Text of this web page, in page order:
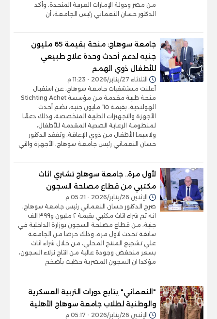
من مصر ودولة الإمارات العربية المتحدة. وأكد
الدكتور حسان النعماني رئيس الجامعة، أن
جامعة سوهاج: منحة بقيمة 65 مليون
جنيه لدعم أحدث وحدة علاج طبيعي
للأطفال ذوي الهمم
الثلاثاء 27/يناير/2026 - 11:23 م
أعلنت مستشفيات جامعة سوهاج، عن استقبال
منحة طبية مقدمة من مؤسسة Stichting Achet
الهولندية، بقيمة ٦٥ مليون جنيه، تضم أحدث
الأجهزة والتجهيزات الطبية المتخصصة، وذلك دعمًا
لمنظومة الرعاية الصحية المقدمة للأطفال،
ولاسيما الأطفال من ذوي الإعاقة. وتفقد الدكتور
حسان النعماني رئيس جامعة سوهاج، الأجهزة والتي
لأول مرة.. جامعة سوهاج تشتري اثاث
مكتبي من قطاع مصلحة السجون
الإثنين 26/يناير/2026 - 05:21 م
صرح الدكتور حسان النعماني رئيس جامعة سوهاج،
انه تم شراء اثاث مكتبي بقيمة ٢ مليون و٣٩٩ الف
جنية، من قطاع مصلحة السجون بوزارة الداخلية في
سابقة تحدث لاول مرة، وذلك حرصا من الجامعة
علي تشجيع المنتج المحلي، من خلال شراء اثاث
بسعر منخفض وجودة عالية من انتاج نزلاء السجون،
مؤكدا ان السجون المصرية حظيت بأضخم
"النعماني" يتابع دورات التربية العسكرية
والوطنية لطلاب جامعة سوهاج الأهلية
الإثنين 26/يناير/2026 - 05:17 م